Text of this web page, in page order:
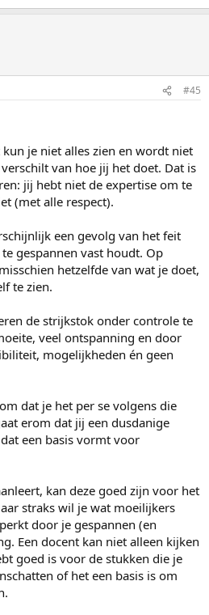
#45
je niet alles zien en wordt niet
van hoe jij het doet. Dat is
jij hebt niet de expertise om te
(met alle respect).
een gevolg van het feit
gespannen vast houdt. Op
hetzelfde van wat je doet,
te zien.
de strijkstok onder controle te
veel ontspanning en door
mogelijkheden én geen
dat je het per se volgens die
erom dat jij een dusdanige
een basis vormt voor
kan deze goed zijn voor het
straks wil je wat moeilijkers
door je gespannen (en
Een docent kan niet alleen kijken
goed is voor de stukken die je
of het een basis is om